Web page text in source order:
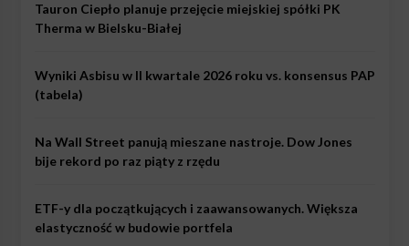
Tauron Ciepło planuje przejęcie miejskiej spółki PK
Therma w Bielsku-Białej
Wyniki Asbisu w II kwartale 2026 roku vs. konsensus PAP
(tabela)
Na Wall Street panują mieszane nastroje. Dow Jones
bije rekord po raz piąty z rzędu
ETF-y dla początkujących i zaawansowanych. Większa
elastyczność w budowie portfela